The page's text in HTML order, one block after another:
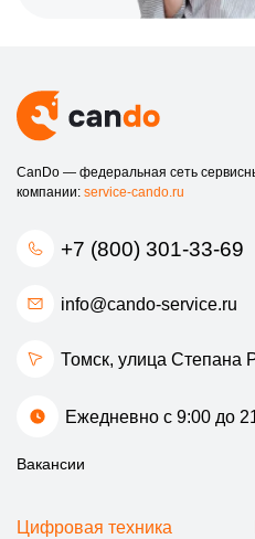
CanDo — федеральная сеть
компании: service-cando.ru
+7 (800) 301-33-69
info@cando-service.ru
Томск, улица Степана
Ежедневно с 9:00 до
Вакансии
Цифровая техника